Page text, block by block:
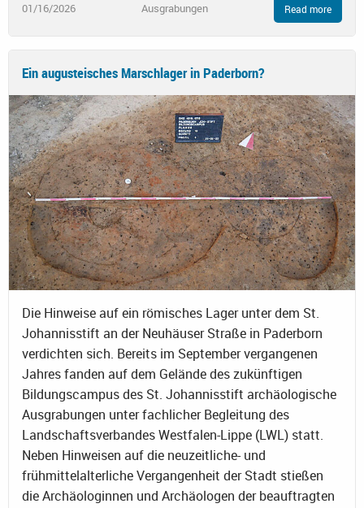
01/16/2026 Ausgrabungen Read more
Ein augusteisches Marschlager in Paderborn?
Die Hinweise auf ein römisches Lager unter dem St.
Johannisstift an der Neuhäuser Straße in Paderborn
verdichten sich. Bereits im September vergangenen
Jahres fanden auf dem Gelände des zukünftigen
Bildungscampus des St. Johannisstift archäologische
Ausgrabungen unter fachlicher Begleitung des
Landschaftsverbandes Westfalen-Lippe (LWL) statt.
Neben Hinweisen auf die neuzeitliche- und
frühmittelalterliche Vergangenheit der Stadt stießen
die Archäologinnen und Archäologen der beauftragten